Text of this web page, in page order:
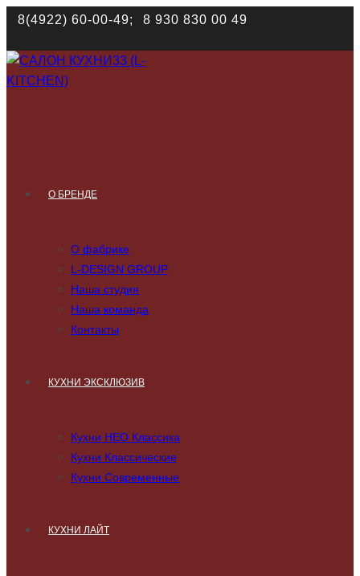
8(4922) 60-00-49; 8 930 830 00 49
О БРЕНДЕ
О фабрике
L-DESIGN GROUP
Наша студия
Наша команда
Контакты
КУХНИ ЭКСКЛЮЗИВ
Кухни НЕО Классика
Кухни Классические
Кухни Современные
КУХНИ ЛАЙТ
Наш сайт использует файлы cookies. Продолжая им